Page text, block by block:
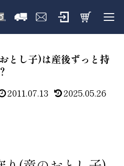
とし子)は産後ずっと持
2011.07.13 2025.05.26